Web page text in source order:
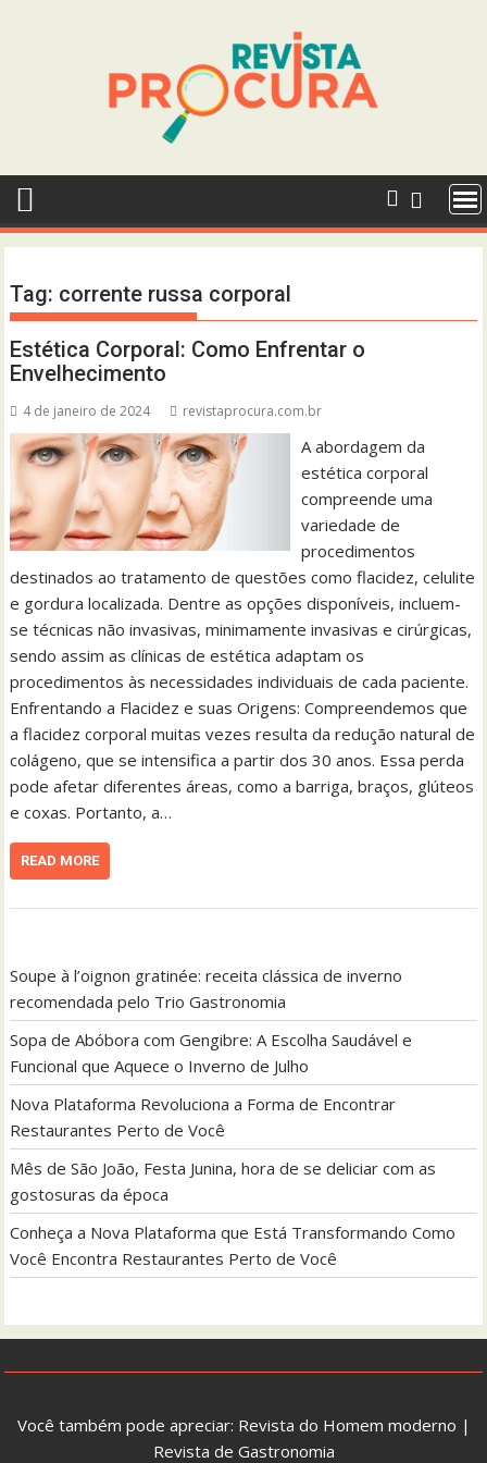
Tag: corrente russa corporal
Estética Corporal: Como Enfrentar o
Envelhecimento
4 de janeiro de 2024 revistaprocura.com.br
A abordagem da
estética corporal
compreende uma
variedade de
procedimentos
destinados ao tratamento de questões como flacidez, celulite
e gordura localizada. Dentre as opções disponíveis, incluem-
se técnicas não invasivas, minimamente invasivas e cirúrgicas,
sendo assim as clínicas de estética adaptam os
procedimentos às necessidades individuais de cada paciente.
Enfrentando a Flacidez e suas Origens: Compreendemos que
a flacidez corporal muitas vezes resulta da redução natural de
colágeno, que se intensifica a partir dos 30 anos. Essa perda
pode afetar diferentes áreas, como a barriga, braços, glúteos
e coxas. Portanto, a…
READ MORE
Soupe à l’oignon gratinée: receita clássica de inverno
recomendada pelo Trio Gastronomia
Sopa de Abóbora com Gengibre: A Escolha Saudável e
Funcional que Aquece o Inverno de Julho
Nova Plataforma Revoluciona a Forma de Encontrar
Restaurantes Perto de Você
Mês de São João, Festa Junina, hora de se deliciar com as
gostosuras da época
Conheça a Nova Plataforma que Está Transformando Como
Você Encontra Restaurantes Perto de Você
Você também pode apreciar: Revista do Homem moderno |
Revista de Gastronomia